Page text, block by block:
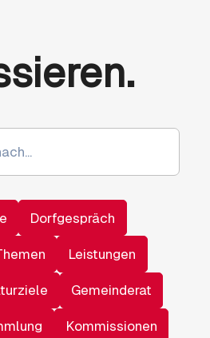
Dorfgespräch
Leistungen
Gemeinderat
Kommissionen